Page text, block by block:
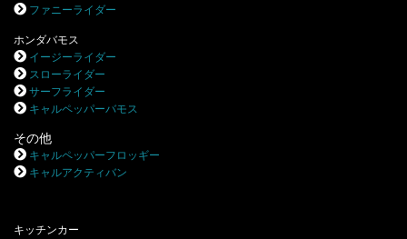
ファニーライダー
ホンダバモス
イージーライダー
スローライダー
サーフライダー
キャルペッパーバモス
その他
キャルペッパーフロッギー
キャルアクティバン
キッチンカー